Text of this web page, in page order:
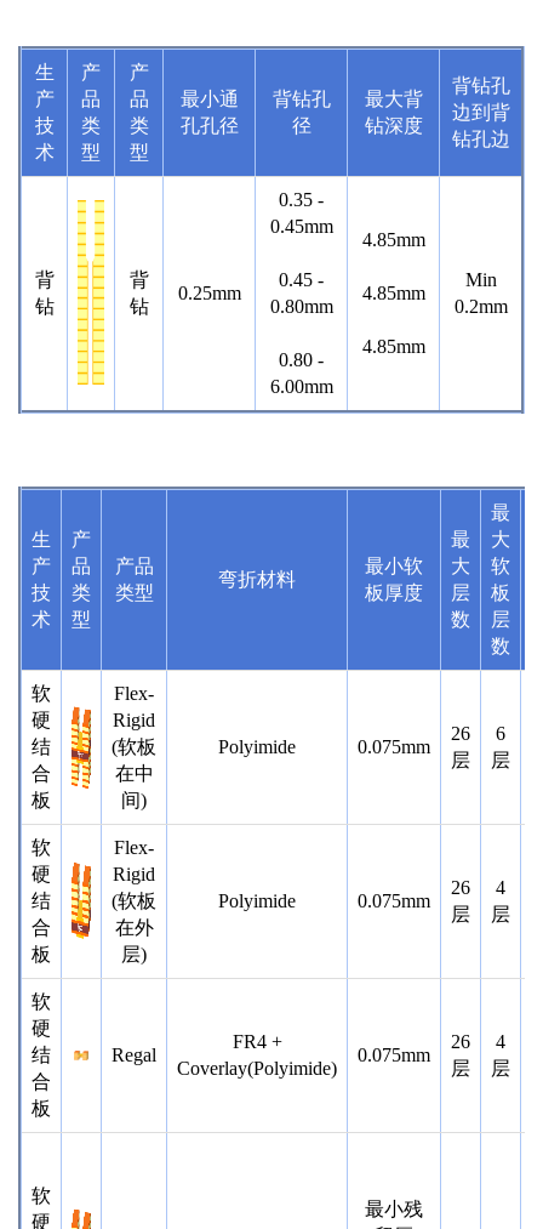
生
产
技
术
产
品
类
型
产
品
类
型
最小通
孔孔径
背钻孔
径
最大背
钻深度
背钻孔
边到背
钻孔边
背
钻
背
钻
0.25mm
0.35 -
0.45mm
0.45 -
0.80mm
0.80 -
6.00mm
4.85mm
4.85mm
4.85mm
Min
0.2mm
生
产
技
术
产
品
类
型
产品
类型
弯折材料
最小软
板厚度
最
大
层
数
最
大
软
板
层
数
软
硬
结
合
板
Flex-
Rigid
(软板
在中
间)
Polyimide 0.075mm
26
层
6
层
软
硬
结
合
板
Flex-
Rigid
(软板
在外
层)
Polyimide 0.075mm
26
层
4
层
软
硬
结
合
板
Regal
FR4 +
Coverlay(Polyimide)
0.075mm
26
层
4
层
软
硬
最小残